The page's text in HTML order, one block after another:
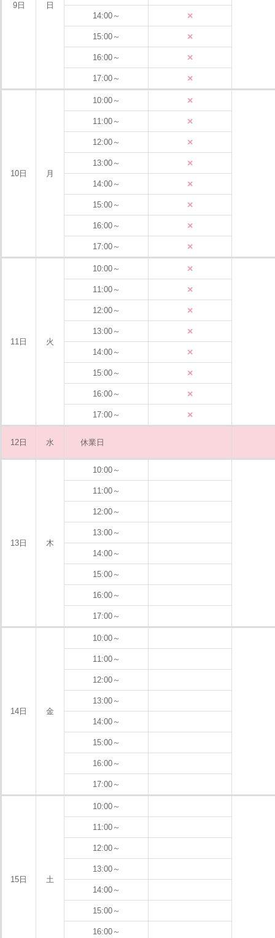
9日
日
14:00～
×
15:00～ ×
16:00～ ×
17:00～ ×
10日 月
10:00～ ×
11:00～ ×
12:00～ ×
13:00～ ×
14:00～ ×
15:00～ ×
16:00～ ×
17:00～ ×
11日 火
10:00～ ×
11:00～ ×
12:00～ ×
13:00～ ×
14:00～ ×
15:00～ ×
16:00～ ×
17:00～ ×
12日 水 休業日
13日 木
10:00～
11:00～
12:00～
13:00～
14:00～
15:00～
16:00～
17:00～
14日 金
10:00～
11:00～
12:00～
13:00～
14:00～
15:00～
16:00～
17:00～
15日 土
10:00～
11:00～
12:00～
13:00～
14:00～
15:00～
16:00～